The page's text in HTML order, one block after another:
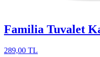
Familia Tuvalet
289,00 TL